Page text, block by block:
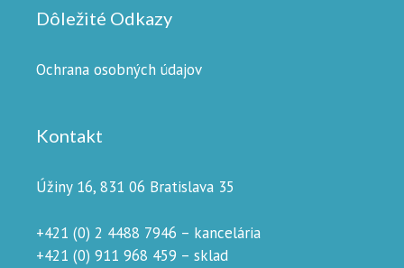
Dôležité Odkazy
Ochrana osobných údajov
Kontakt
Úžiny 16, 831 06 Bratislava 35
+421 (0) 2 4488 7946 – kancelária
+421 (0) 911 968 459 – sklad